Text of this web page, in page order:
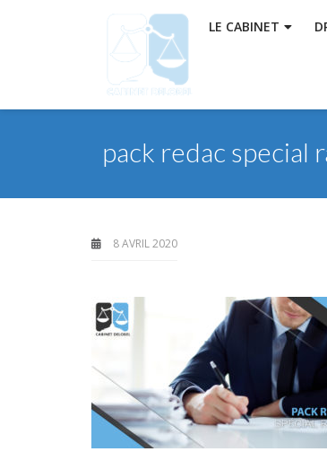
LE CABINET
pack redac special
8 AVRIL 2020